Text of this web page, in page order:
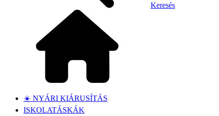
Keresés
☀️ NYÁRI KIÁRUSÍTÁS
ISKOLATÁSKÁK